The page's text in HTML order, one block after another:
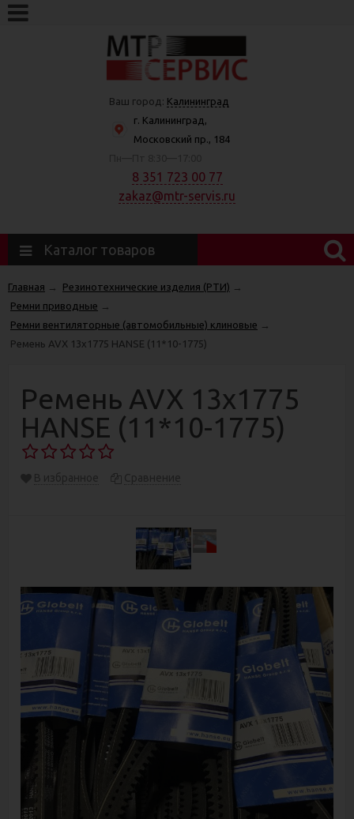
Ваш город: Калининград
г. Калининград,
Московский пр., 184
8 351 723 00 77
zakaz@mtr-servis.ru
Каталог товаров
Главная Резинотехнические изделия (РТИ)
Ремни приводные
Ремни вентиляторные (автомобильные) клиновые
Ремень AVX 13х1775 HANSE (11*10-1775)
Ремень AVX 13х1775
HANSE (11*10-1775)